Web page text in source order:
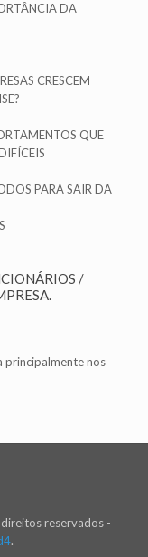
DA
CRESCEM
QUE
PARA SAIR DA
/
principalmente nos
reservados -
.